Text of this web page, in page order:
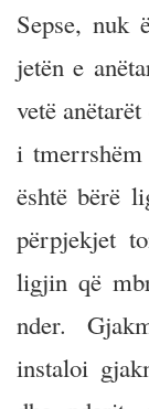
Sepse, nuk
jetën e
vetë
i
është bërë
përpjekjet
ligjin që
nder.
instaloi